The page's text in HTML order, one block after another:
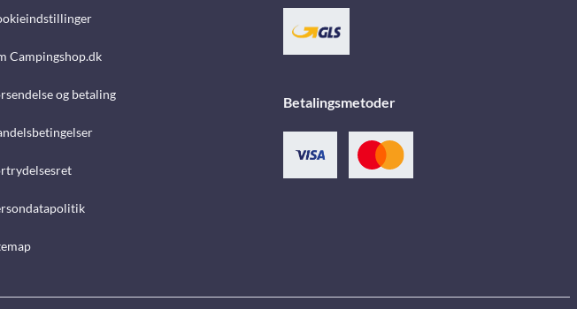
Campingshop.dk
og betaling Betalingsmetoder